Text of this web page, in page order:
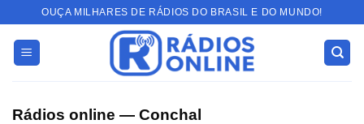
content
OUÇA MILHARES DE RÁDIOS DO BRASIL E DO MUNDO!
Rádios online — Conchal